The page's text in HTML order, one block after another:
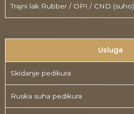
Trajni lak Rubber / OPI / CND (suho)
Usluga
Skidanje pedikura
Ruska suha pedikura